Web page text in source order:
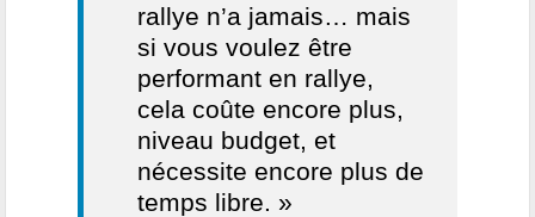
rallye n’a jamais… mais
si vous voulez être
performant en rallye,
cela coûte encore plus,
niveau budget, et
nécessite encore plus de
temps libre. »